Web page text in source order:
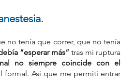
no tenía que correr, que no tenía
“esperar más” tras mi ruptura
no siempre coincide con el
formal. Así que me permití entrar